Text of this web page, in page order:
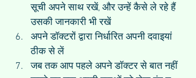
सूची अपने साथ रखें, और उन्हें कैसे ले रहे हैं
उसकी जानकारी भी रखें
अपने डॉक्टरों द्वारा निर्धारित अपनी दवाइयां
ठीक से लें
जब तक आप पहले अपने डॉक्टर से बात नहीं